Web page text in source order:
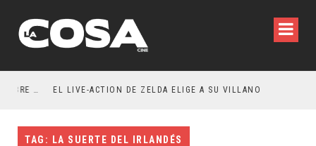
RESEÑA LA INVITACIÓN: OLIVIA WILDE REFLEXIONA SOBRE LA VIDA CONYUGAL EL LIVE-ACTION DE ZELDA ELIGE A SU VILLANO
TAG: LA SUERTE DEL IRLANDÉS